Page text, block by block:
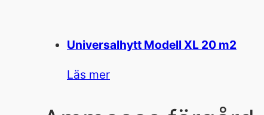
Universalhytt Modell XL 20 m2
Läs mer